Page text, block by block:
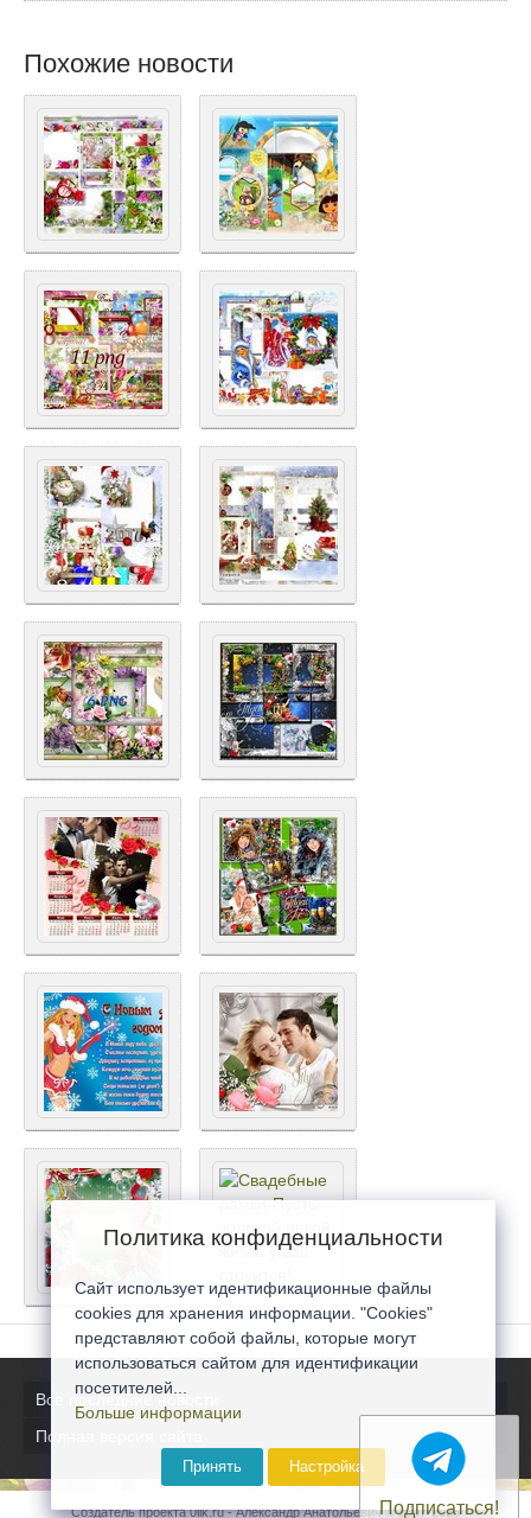
Похожие новости
Все последние новости
Полная версия сайта
Создатель проекта 0lik.ru - Александр Анатольевич © 2007-2026
Подписаться!
Политика конфиденциальности
Сайт использует идентификационные файлы
cookies для хранения информации. "Cookies"
представляют собой файлы, которые могут
использоваться сайтом для идентификации
посетителей...
Больше информации
Принять Настройка